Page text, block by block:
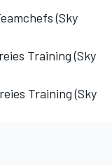
(Sky
Training (Sky
Training (Sky